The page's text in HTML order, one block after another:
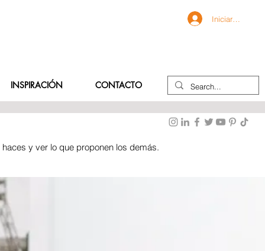
INSPIRACIÓN CONTACTO
Iniciar sesión
y ver lo que proponen los demás.